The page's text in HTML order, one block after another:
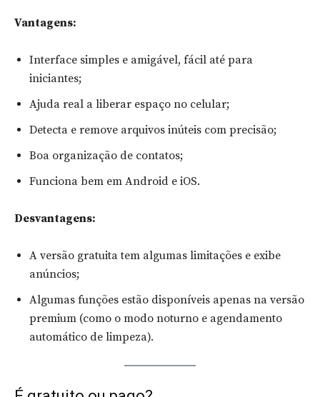
Vantagens:
Interface simples e amigável, fácil até para
iniciantes;
Ajuda real a liberar espaço no celular;
Detecta e remove arquivos inúteis com precisão;
Boa organização de contatos;
Funciona bem em Android e iOS.
Desvantagens:
A versão gratuita tem algumas limitações e exibe
anúncios;
Algumas funções estão disponíveis apenas na versão
premium (como o modo noturno e agendamento
automático de limpeza).